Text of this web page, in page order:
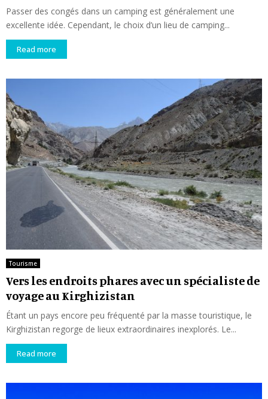
Passer des congés dans un camping est généralement une
excellente idée. Cependant, le choix d’un lieu de camping...
Read more
Tourisme
Vers les endroits phares avec un spécialiste de
voyage au Kirghizistan
Étant un pays encore peu fréquenté par la masse touristique, le
Kirghizistan regorge de lieux extraordinaires inexplorés. Le...
Read more